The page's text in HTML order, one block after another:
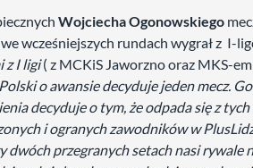
Wojciecha Ogonowskiego
wcześniejszych rundach wygrał z I-
z I ligi( z MCKiS Jaworzno oraz MKS-
o awansie decyduje jeden mecz.
decyduje o tym, że odpada się z
i ogranych zawodników w
dwóch przegranych setach nasi rywale